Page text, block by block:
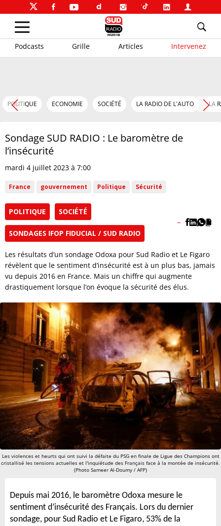
Podcasts Grille Articles Intervenez
POLITIQUE ECONOMIE SOCIÉTÉ LA RADIO DE L'AUTO LA
Sondage SUD RADIO : Le baromètre de
l’insécurité
mardi 4 juillet 2023 à 7:00
France gouvernement Politique Sécurité
POLITIQUE SOCIÉTÉ
SONDAGES IFOP FIDUCIAL / SUD RADIO
Les résultats d’un sondage Odoxa pour Sud Radio et Le Figaro
révèlent que le sentiment d’insécurité est à un plus bas, jamais
vu depuis 2016 en France. Mais un chiffre qui augmente
drastiquement lorsque l’on évoque la sécurité des élus.
Les violences et heurts qui ont suivi la défaite du PSG en finale de Ligue des Champions ont
cristallisé les tensions actuelles et l'inquiétude des Français face à la montée de insécurité.
(Photo Sameer Al-Doumy / AFP)
Depuis mai 2016, le baromètre Odoxa mesure le
sentiment d’insécurité des Français. Lors du dernier
sondage, pour Sud Radio et Le Figaro, 53% de la